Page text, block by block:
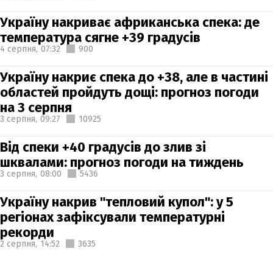
Україну накриває африканська спека: де
температура сягне +39 градусів
4 серпня, 07:32 900
Україну накриє спека до +38, але в частині
областей пройдуть дощі: прогноз погоди
на 3 серпня
3 серпня, 09:27 10925
Від спеки +40 градусів до злив зі
шквалами: прогноз погоди на тиждень
3 серпня, 08:00 5436
Україну накрив "тепловий купол": у 5
регіонах зафіксували температурні
рекорди
2 серпня, 14:52 3635